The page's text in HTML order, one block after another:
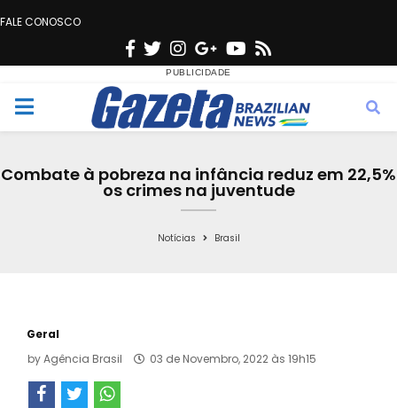
FALE CONOSCO
F
c
e
o
T
w
i
t
e
n
s
t
g
r
a
G
o
o
g
e
Y
u
t
b
s
M
Combate à pobreza na infância reduz em 22,5%
os crimes na juventude
Notícias Brasil
Geral
byAgência Brasil 03 de Novembro, 2022 às 19h15